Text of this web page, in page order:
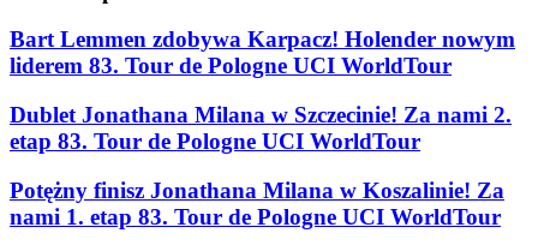
Bart Lemmen zdobywa Karpacz! Holender nowym
liderem 83. Tour de Pologne UCI WorldTour
Dublet Jonathana Milana w Szczecinie! Za nami 2.
etap 83. Tour de Pologne UCI WorldTour
Potężny finisz Jonathana Milana w Koszalinie! Za
nami 1. etap 83. Tour de Pologne UCI WorldTour